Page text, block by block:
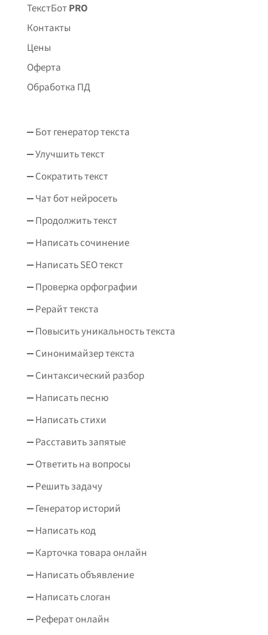
ТекстБотPRO
Контакты
Цены
Оферта
Обработка ПД
Бот генератор текста
Улучшить текст
Сократить текст
Чат бот нейросеть
Продолжить текст
Написать сочинение
Написать SEO текст
Проверка орфографии
Рерайт текста
Повысить уникальность текста
Синонимайзер текста
Синтаксический разбор
Написать песню
Написать стихи
Расставить запятые
Ответить на вопросы
Решить задачу
Генератор историй
Написать код
Карточка товара онлайн
Написать объявление
Написать слоган
Реферат онлайн